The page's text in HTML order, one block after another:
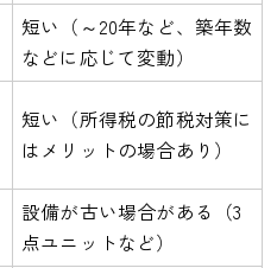
短い（～20年など、築年数
などに応じて変動）
短い（所得税の節税対策に
はメリットの場合あり）
設備が古い場合がある（3
点ユニットなど）